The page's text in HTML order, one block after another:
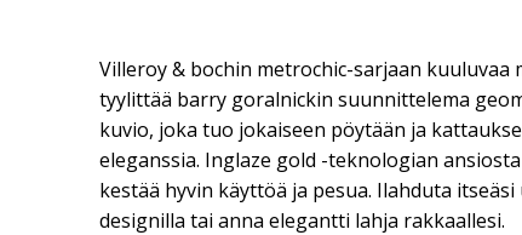
Villeroy & bochin metrochic-sarjaan kuuluvaa
tyylittää barry goralnickin suunnittelema
kuvio, joka tuo jokaiseen pöytään ja
eleganssia. Inglaze gold -teknologian
kestää hyvin käyttöä ja pesua. Ilahduta
designilla tai anna elegantti lahja rakkaallesi.